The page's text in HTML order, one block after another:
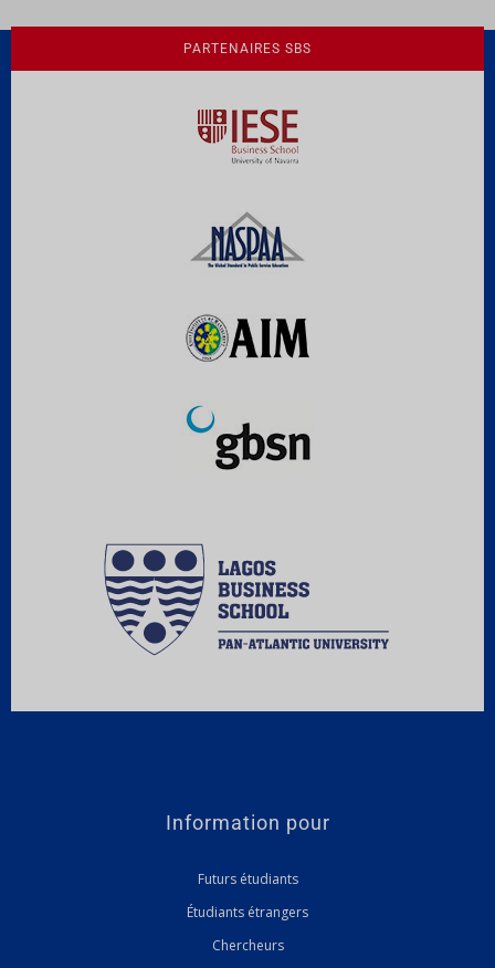
l'apprentissage
PARTENAIRES SBS
Information pour
Futurs étudiants
Étudiants étrangers
Chercheurs